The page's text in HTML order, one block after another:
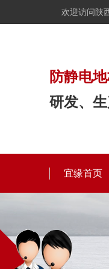
欢迎访问陕
防静电
研发、
宜缘首页